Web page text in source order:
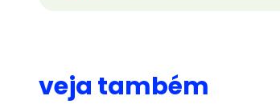
veja também